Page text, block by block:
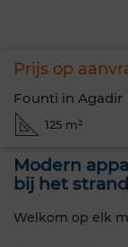
Prijs op
Founti in Agadir
125 m²
Modern
bij het strand
Welkom op elk